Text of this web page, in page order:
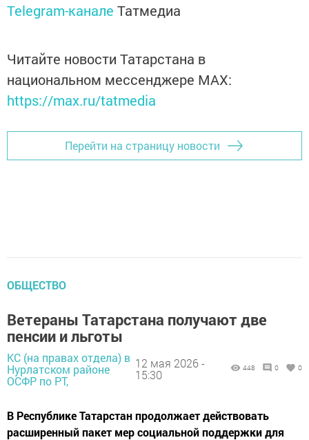
Telegram-канале Татмедиа
Читайте новости Татарстана в
национальном мессенджере MАХ:
https://max.ru/tatmedia
Перейти на страницу новости
ОБЩЕСТВО
Ветераны Татарстана получают две
пенсии и льготы
КС (на правах отдела) в
Нурлатском районе
ОСФР по РТ,
12 мая 2026 -
15:30
448 0 0
В Республике Татарстан продолжает действовать
расширенный пакет мер социальной поддержки для